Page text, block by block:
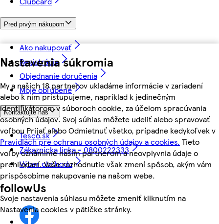
Nastavenia súkromia
My a našich 18 partnerov ukladáme informácie v zariadení
alebo k nim pristupujeme, napríklad k jedinečným
identifikátorom v súboroch cookie, za účelom spracúvania
osobných údajov. Svoj súhlas môžete udeliť alebo spravovať
voľbou Prijať alebo Odmietnuť všetko, prípadne kedykoľvek v
Pravidlách pre ochranu osobných údajov a cookies. Tieto
voľby oznámime našim partnerom a neovplyvnia údaje o
prehliadaní. Vaše rozhodnutie však zmení spôsob, akým vám
prispôsobíme nakupovanie na našom webe.
Svoje nastavenia súhlasu môžete zmeniť kliknutím na
Nastavenia cookies v pätičke stránky.
Pred prvým nákupom
Ako nakupovať
Registrácia
Objednanie doručenia
Moje obľúbené
Kontaktujte nás
Tesco.sk
Zákaznícka linka - 0800222333
Výber obchodu
followUs